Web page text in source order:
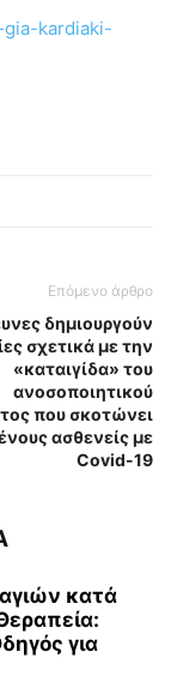
kardiaki-
Επόμενο άρθρο
δημιουργούν
σχετικά με την
«καταιγίδα» του
ανοσοποιητικού
που σκοτώνει
ασθενείς με
Covid-19
κατά
για